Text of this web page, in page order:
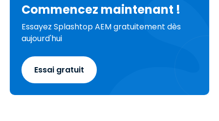
Commencez maintenant !
Essayez Splashtop AEM gratuitement dès
aujourd'hui
Essai gratuit